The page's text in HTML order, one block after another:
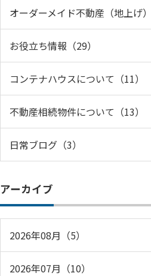
オーダーメイド不動産（地上げ）
お役立ち情報（29）
コンテナハウスについて（11）
不動産相続物件について（13）
日常ブログ（3）
アーカイブ
2026年08月（5）
2026年07月（10）